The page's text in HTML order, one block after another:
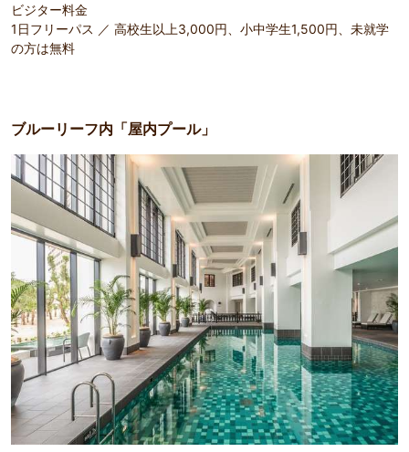
ビジター料金
1日フリーパス ／ 高校生以上3,000円、小中学生1,500円、未就学
の方は無料
ブルーリーフ内「屋内プール」